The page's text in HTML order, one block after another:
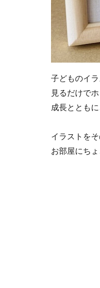
子どものイ
見るだけで
成長ととも
イラストを
お部屋にち